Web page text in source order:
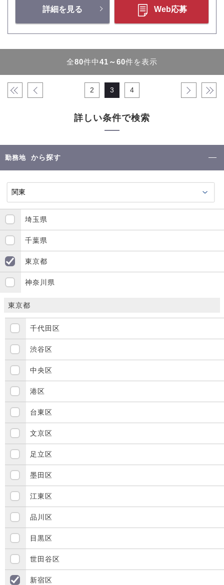
詳細を見る Web応募
全80件中41～60件を表示
« ‹ 2 3 4 › »
詳しい条件で検索
勤務地 から探す
埼玉県
千葉県
東京都
神奈川県
東京都
千代田区
渋谷区
中央区
港区
台東区
文京区
足立区
墨田区
江東区
品川区
目黒区
世田谷区
新宿区